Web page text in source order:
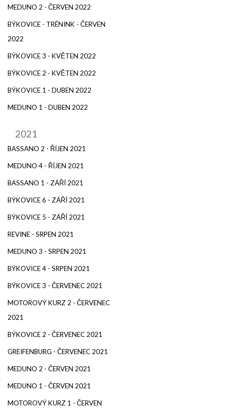
MEDUNO 2 - ČERVEN 2022
BÝKOVICE - TRÉNINK - ČERVEN
2022
BÝKOVICE 3 - KVĚTEN 2022
BÝKOVICE 2 - KVĚTEN 2022
BÝKOVICE 1 - DUBEN 2022
MEDUNO 1 - DUBEN 2022
2021
BASSANO 2 - ŘÍJEN 2021
MEDUNO 4 - ŘÍJEN 2021
BASSANO 1 - ZÁŘÍ 2021
BÝKOVICE 6 - ZÁŘÍ 2021
BÝKOVICE 5 - ZÁŘÍ 2021
REVINE - SRPEN 2021
MEDUNO 3 - SRPEN 2021
BÝKOVICE 4 - SRPEN 2021
BÝKOVICE 3 - ČERVENEC 2021
MOTOROVÝ KURZ 2 - ČERVENEC
2021
BÝKOVICE 2 - ČERVENEC 2021
GREIFENBURG - ČERVENEC 2021
MEDUNO 2 - ČERVEN 2021
MEDUNO 1 - ČERVEN 2021
MOTOROVÝ KURZ 1 - ČERVEN